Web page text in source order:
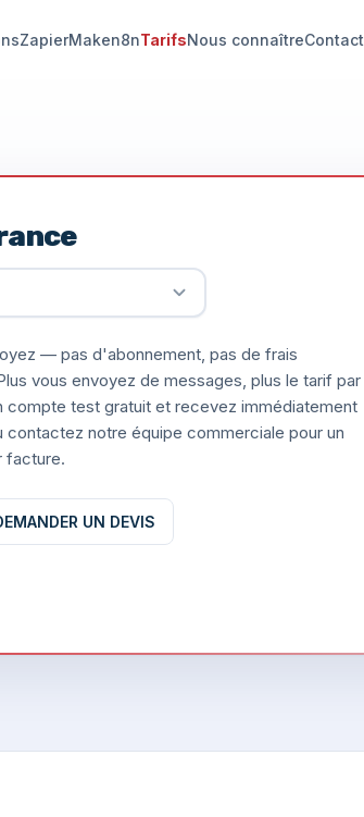
ZapierMaken8nTarifsNous connaîtreContact
— pas d'abonnement, pas de frais
vous envoyez de messages, plus le tarif par
compte test gratuit et recevez immédiatement
notre équipe commerciale pour un
facture.
UN DEVIS